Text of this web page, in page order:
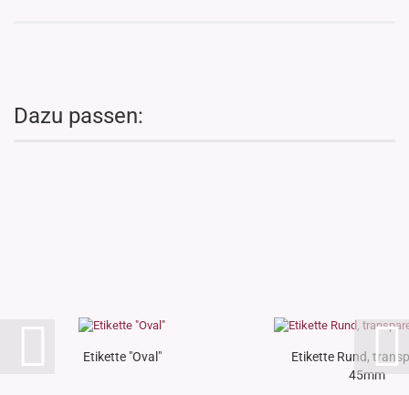
Dazu passen:
Etikette "Oval"
Etikette Rund,
45mm